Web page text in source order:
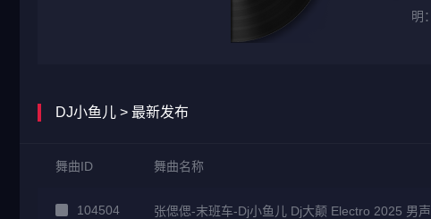
明：
DJ小鱼儿 > 最新发布
舞曲ID 舞曲名称
104504 张偲偲-末班车-Dj小鱼儿 Dj大颠 Electro 2025 男声